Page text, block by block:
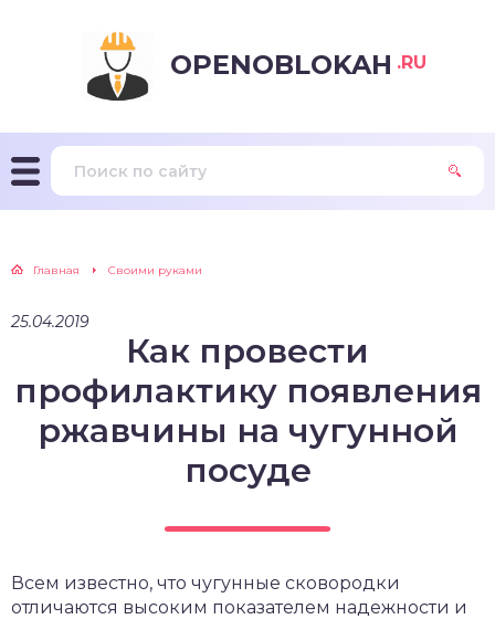
OPENOBLOKAH .RU
Главная Своими руками
25.04.2019
Как провести
профилактику появления
ржавчины на чугунной
посуде
Всем известно, что чугунные сковородки
отличаются высоким показателем надежности и